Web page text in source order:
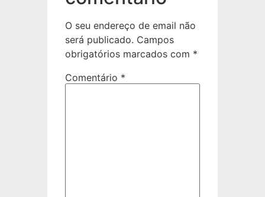
O seu endereço de email não
será publicado. Campos
obrigatórios marcados com *
Comentário *